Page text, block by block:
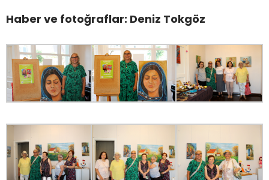
Haber ve fotoğraflar: Deniz Tokgöz